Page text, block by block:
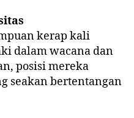
kerap kali
dalam wacana dan
posisi mereka
seakan bertentangan